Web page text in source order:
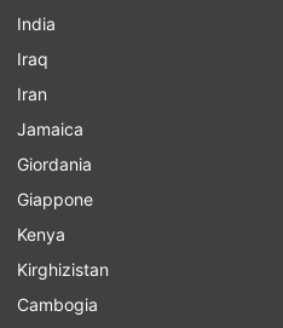
India
Iraq
Iran
Jamaica
Giordania
Giappone
Kenya
Kirghizistan
Cambogia